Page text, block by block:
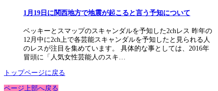
1月19日に関西地方で地震が起こると言う予知について
ベッキーとスマップのスキャンダルを予知した2chレス 昨年の
12月中に2ch上で各芸能スキャンダルを予知したと見られる人
のレスが注目を集めています。 具体的な事としては、2016年
冒頭に「人気女性芸能人のスキ…
トップページに戻る
ページ上部へ戻る